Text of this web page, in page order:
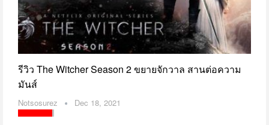
รีวิว The Witcher Season 2 ขยายจักวาล สานต่อความ
มันส์
Notsosurez Dec 18, 2021